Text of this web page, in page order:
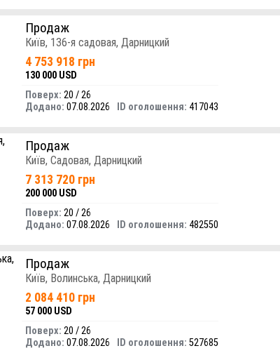
Продаж
Київ, 136-я садовая, Дарницкий
4 753 918 грн
130 000 USD
Поверх: 20 / 26
Додано: 07.08.2026 ID оголошення: 417043
Продаж
Київ, Садовая, Дарницкий
7 313 720 грн
200 000 USD
Поверх: 20 / 26
Додано: 07.08.2026 ID оголошення: 482550
Продаж
Київ, Волинська, Дарницкий
2 084 410 грн
57 000 USD
Поверх: 20 / 26
Додано: 07.08.2026 ID оголошення: 527685